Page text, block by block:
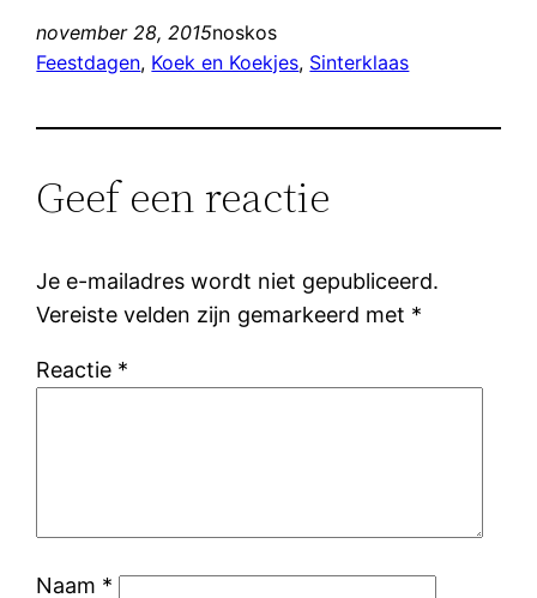
november 28, 2015noskos
Feestdagen, Koek en Koekjes, Sinterklaas
Geef een reactie
Je e-mailadres wordt niet gepubliceerd.
Vereiste velden zijn gemarkeerd met *
Reactie *
Naam *